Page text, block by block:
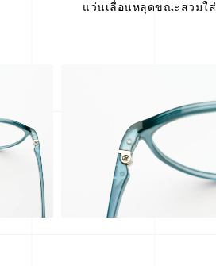
แว่นเลื่อนหลุดขณะสวมใส่